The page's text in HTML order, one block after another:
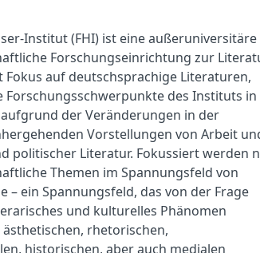
Institut (FHI) ist eine außeruniversitäre
Forschungseinrichtung zur
auf deutschsprachige Literaturen,
Forschungsschwerpunkte des Instituts in
der Veränderungen in der
Vorstellungen von Arbeit
politischer Literatur. Fokussiert werden
Themen im Spannungsfeld von
– ein Spannungsfeld, das von der Frage
und kulturelles Phänomen
rhetorischen,
historischen, aber auch medialen